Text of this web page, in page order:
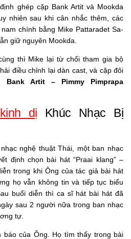
ghép cặp Bank Artitvà Mookda
nhiên sau khi cân nhắc thêm, các
chính bằng Mike Pattaradet Sa-
giữ nguyên Mookda.
thì Mike lại từ chối tham gia bộ
điều chỉnh lại dàn cast, và cặp đôi
Bank Artit– Pimmy Pimprapa
dị Khúc Nhạc Bị
nghệ thuật Thái, một ban nhạc
định chọn bài hát “Praai klang” –
trong khi Ông của tác giả bài hát
họ vẫn không tin và tiếp tục biểu
buổi diễn thì ca sĩ hát bài hát đã
sau 2 người nữa trong ban nhạc
tự.
báo của Ông. Họ tìm thấy trong bài